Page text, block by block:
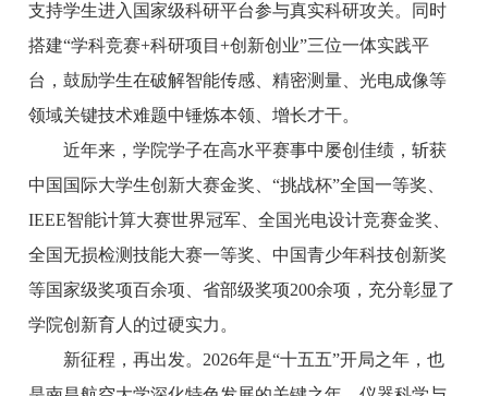
支持学生进入国家级科研平台参与真实科研攻关。同时
搭建“学科竞赛+科研项目+创新创业”三位一体实践平
台，鼓励学生在破解智能传感、精密测量、光电成像等
领域关键技术难题中锤炼本领、增长才干。
近年来，学院学子在高水平赛事中屡创佳绩，斩获
中国国际大学生创新大赛金奖、“挑战杯”全国一等奖、
IEEE智能计算大赛世界冠军、全国光电设计竞赛金奖、
全国无损检测技能大赛一等奖、中国青少年科技创新奖
等国家级奖项百余项、省部级奖项200余项，充分彰显了
学院创新育人的过硬实力。
新征程，再出发。2026年是“十五五”开局之年，也